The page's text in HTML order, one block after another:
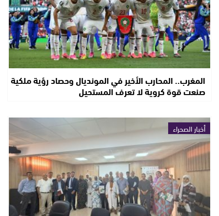
المغرب.. المحارب الأخير في المونديال وحصاد رؤية ملكية
صنعت قوة كروية لا تعرف المستحيل
أخبار الصحراء